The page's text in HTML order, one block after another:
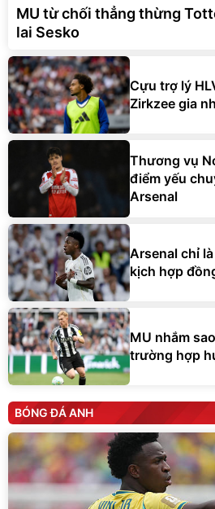
MU từ chối thẳng thừng
lai Sesko
Cựu trợ lý
Zirkzee gia
Thương vụ
điểm yếu
Arsenal
Arsenal chỉ
kịch hợp
MU nhắm
trường hợp
BÓNG ĐÁ ANH